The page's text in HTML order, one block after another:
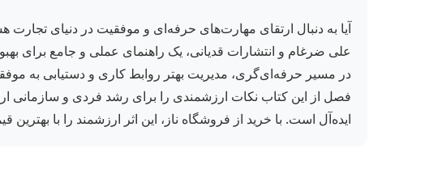
در مسیر حرفه‌ای‌گری، مدیریت بهتر روابط کاری و دستیابی به
فصل از این کتاب نکات ارزشمندی را برای رشد فردی و سازمانی
ایده‌آل است. با خرید از فروشگاه ناز، این اثر ارزشمند را با